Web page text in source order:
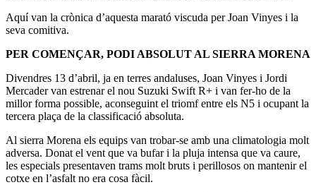
Aquí van la crònica d’aquesta marató viscuda per Joan Vinyes i la
seva comitiva.
PER COMENÇAR, PODI ABSOLUT AL SIERRA MORENA
Divendres 13 d’abril, ja en terres andaluses, Joan Vinyes i Jordi
Mercader van estrenar el nou Suzuki Swift R+ i van fer-ho de la
millor forma possible, aconseguint el triomf entre els N5 i ocupant la
tercera plaça de la classificació absoluta.
Al sierra Morena els equips van trobar-se amb una climatologia molt
adversa. Donat el vent que va bufar i la pluja intensa que va caure,
les especials presentaven trams molt bruts i perillosos on mantenir el
cotxe en l’asfalt no era cosa fàcil.